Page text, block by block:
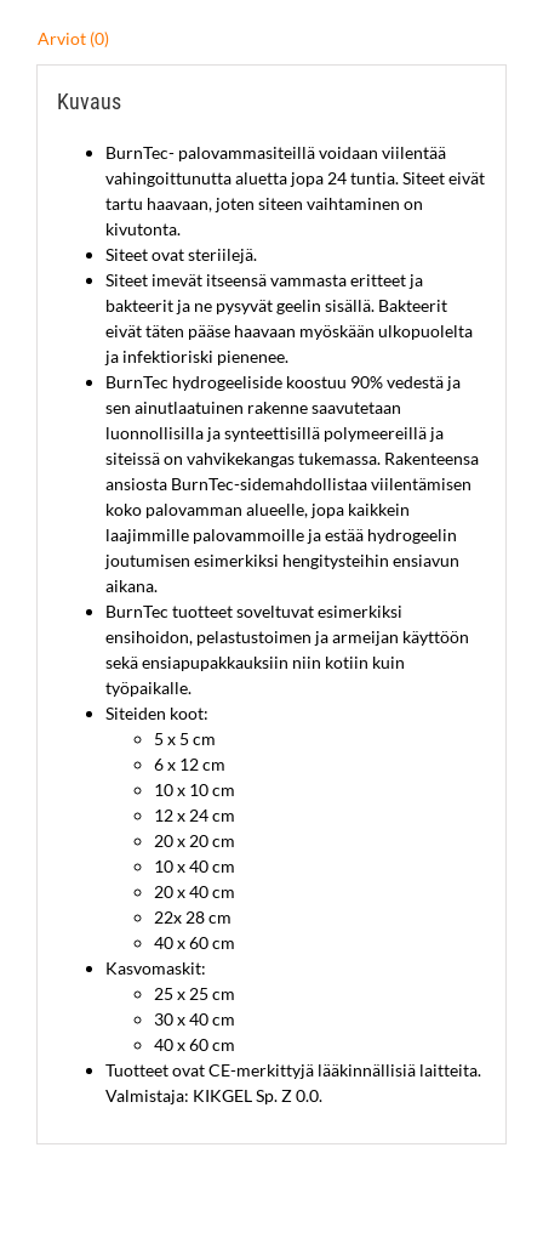
Arviot (0)
Kuvaus
BurnTec- palovammasiteillä voidaan viilentää
vahingoittunutta aluetta jopa 24 tuntia. Siteet eivät
tartu haavaan, joten siteen vaihtaminen on
kivutonta.
Siteet ovat steriilejä.
Siteet imevät itseensä vammasta eritteet ja
bakteerit ja ne pysyvät geelin sisällä. Bakteerit
eivät täten pääse haavaan myöskään ulkopuolelta
ja infektioriski pienenee.
BurnTec hydrogeeliside koostuu 90% vedestä ja
sen ainutlaatuinen rakenne saavutetaan
luonnollisilla ja synteettisillä polymeereillä ja
siteissä on vahvikekangas tukemassa. Rakenteensa
ansiosta BurnTec-sidemahdollistaa viilentämisen
koko palovamman alueelle, jopa kaikkein
laajimmille palovammoille ja estää hydrogeelin
joutumisen esimerkiksi hengitysteihin ensiavun
aikana.
BurnTec tuotteet soveltuvat esimerkiksi
ensihoidon, pelastustoimen ja armeijan käyttöön
sekä ensiapupakkauksiin niin kotiin kuin
työpaikalle.
Siteiden koot:
5 x 5 cm
6 x 12 cm
10 x 10 cm
12 x 24 cm
20 x 20 cm
10 x 40 cm
20 x 40 cm
22x 28 cm
40 x 60 cm
Kasvomaskit:
25 x 25 cm
30 x 40 cm
40 x 60 cm
Tuotteet ovat CE-merkittyjä lääkinnällisiä laitteita.
Valmistaja: KIKGEL Sp. Z 0.0.